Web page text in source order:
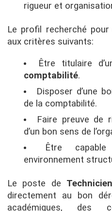
rigueur et
Le profil recherché
aux critères suivants:
Être titulaire
comptabilité.
Disposer d’une
de la comptabilité.
Faire preuve de
d’un bon sens de
Être
environnement
Le poste de
directement au bon
académiques, des